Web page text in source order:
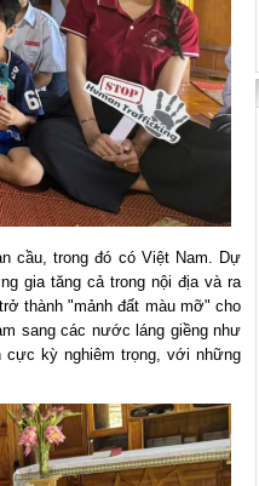
cầu, trong đó có Việt Nam. Dự
gia tăng cả trong nội địa và ra
thành "mảnh đất màu mỡ" cho
sang các nước láng giềng như
cực kỳ nghiêm trọng, với những